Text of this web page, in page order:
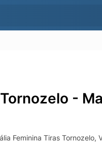
-
Feminina Tiras